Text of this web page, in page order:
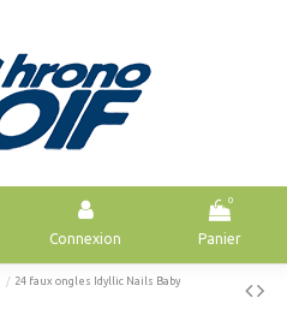
Connexion
0
Panier
24 faux ongles Idyllic Nails Baby